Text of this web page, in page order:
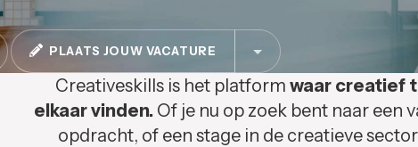
PLAATS JOUW VACATURE
Creativeskills is het platform waar creatief
elkaar vinden. Of je nu op zoek bent naar een
opdracht, of een stage in de creatieve